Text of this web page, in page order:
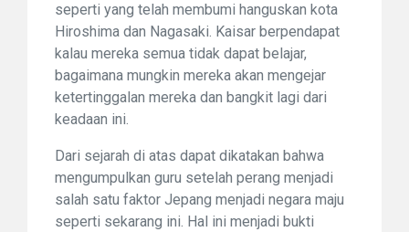
seperti yang telah membumi hanguskan kota
Hiroshima dan Nagasaki. Kaisar berpendapat
kalau mereka semua tidak dapat belajar,
bagaimana mungkin mereka akan mengejar
ketertinggalan mereka dan bangkit lagi dari
keadaan ini.
Dari sejarah di atas dapat dikatakan bahwa
mengumpulkan guru setelah perang menjadi
salah satu faktor Jepang menjadi negara maju
seperti sekarang ini. Hal ini menjadi bukti